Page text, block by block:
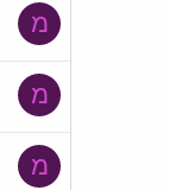
מ
מ
מ